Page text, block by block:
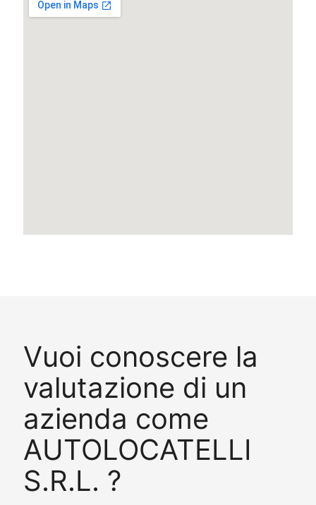
Vuoi conoscere la
valutazione di un
azienda come
AUTOLOCATELLI
S.R.L. ?